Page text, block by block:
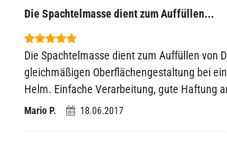
Die Spachtelmasse dient zum Auffüllen...
Die Spachtelmasse dient zum Auffüllen von
gleichmäßigen Oberflächengestaltung bei
Helm. Einfache Verarbeitung, gute Haftung
Mario P. 18.06.2017